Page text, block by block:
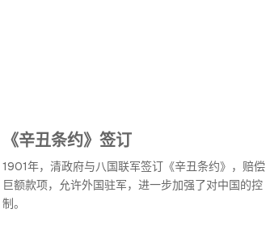
《辛丑条约》签订
1901年，清政府与八国联军签订《辛丑条约》，赔偿
巨额款项，允许外国驻军，进一步加强了对中国的控
制。